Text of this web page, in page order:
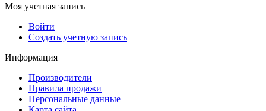
Моя учетная запись
Войти
Создать учетную запись
Информация
Производители
Правила продажи
Персональные данные